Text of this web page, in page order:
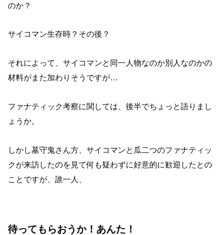
のか？
サイコマン生存時？その後？
それによって、サイコマンと同一人物なのか別人なのかの
材料がまた加わりそうですが…
ファナティック考察に関しては、後半でちょっと語りまし
ょうか。
しかし墓守鬼さん方、サイコマンと瓜二つのファナティッ
クが来訪したのを見て何も疑わずに好意的に歓迎したとの
ことですが、誰一人、
待ってもらおうか！あんた！